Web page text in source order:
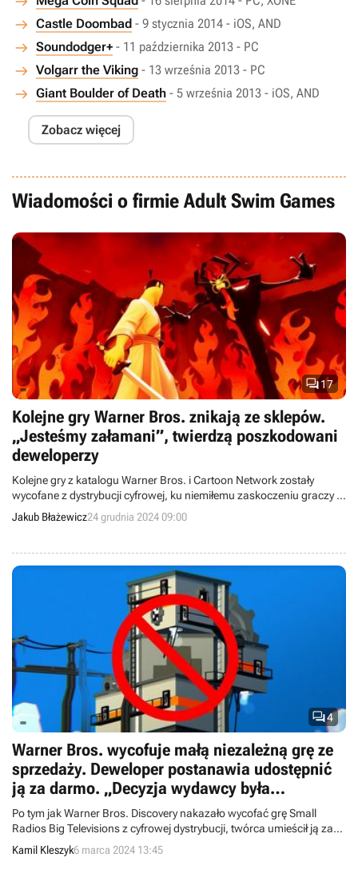
Castle Doombad - 9 stycznia 2014 - iOS, AND
Soundodger+ - 11 października 2013 - PC
Volgarr the Viking - 13 września 2013 - PC
Giant Boulder of Death - 5 września 2013 - iOS, AND
Zobacz więcej
Wiadomości o firmie Adult Swim Games
17
Kolejne gry Warner Bros. znikają ze sklepów.
„Jesteśmy załamani”, twierdzą poszkodowani
deweloperzy
Kolejne gry z katalogu Warner Bros. i Cartoon Network zostały
wycofane z dystrybucji cyfrowej, ku niemiłemu zaskoczeniu graczy i
deweloperów.
Jakub Błażewicz24 grudnia 2024 09:00
4
Warner Bros. wycofuje małą niezależną grę ze
sprzedaży. Deweloper postanawia udostępnić
ją za darmo. „Decyzja wydawcy była
przygnębiająca”
Po tym jak Warner Bros. Discovery nakazało wycofać grę Small
Radios Big Televisions z cyfrowej dystrybucji, twórca umieścił ją za
darmo na swojej stronie. Założyciel Fire Face określił decyzję
medialnego giganta mianem „przygnębiającej”.
Kamil Kleszyk6 marca 2024 13:45